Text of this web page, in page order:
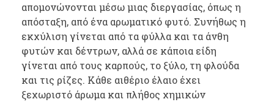
απομονώνονται μέσω μιας διεργασίας, όπως η
απόσταξη, από ένα αρωματικό φυτό. Συνήθως η
εκχύλιση γίνεται από τα φύλλα και τα άνθη
φυτών και δέντρων, αλλά σε κάποια είδη
γίνεται από τους καρπούς, το ξύλο, τη φλούδα
και τις ρίζες. Κάθε αιθέριο έλαιο έχει
ξεχωριστό άρωμα και πλήθος χημικών